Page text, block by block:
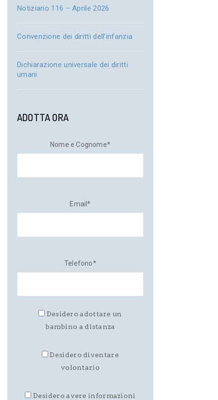
Notiziario 116 – Aprile 2026
Convenzione dei diritti dell’infanzia
Dichiarazione universale dei diritti
umani
ADOTTA ORA
Nome e Cognome*
Email*
Telefono*
Desidero adottare un
bambino a distanza
Desidero diventare
volontario
Desidero avere informazioni